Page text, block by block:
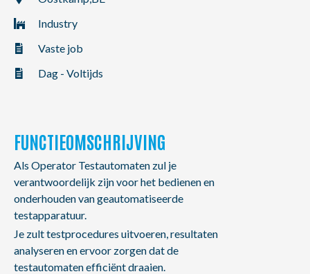
NL FR EN
Industry
Vaste job
Dag - Voltijds
FUNCTIEOMSCHRIJVING
Als Operator Testautomaten zul je
verantwoordelijk zijn voor het bedienen en
onderhouden van geautomatiseerde
testapparatuur.
Je zult testprocedures uitvoeren, resultaten
analyseren en ervoor zorgen dat de
testautomaten efficiënt draaien.